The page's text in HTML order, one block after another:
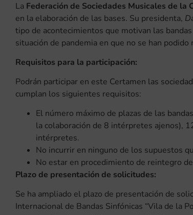
La Federación de Sociedades Musicales de la
en la elaboración de las bases. Su presidenta,
tipo de acontecimientos que motivan las
situación de pandemia en que no se han podido
Requisitos para la participación:
Podrán participar en este Certamen las
cumplan los siguientes requisitos:
El número máximo de plazas de las
la colaboración de 8 intérpretes ajenos),
intérpretes.
No incurrir en ninguno de los supuestos
No estar en procedimiento de reintegro
Plazo de presentación de solicitudes:
Se ha ampliado el plazo de presentación de
Internacional de Bandas Sinfónicas “Vila de la